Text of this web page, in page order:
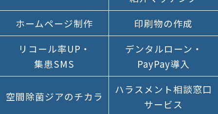
ホームページ制作
印刷物の作成
リコール率UP ・
集患SMS
デンタルローン ・
PayPay導入
空間除菌ジアのチカラ
ハラスメント相談窓口
サービス